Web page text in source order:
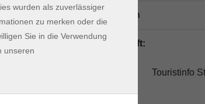
1 Termin
Lehrkraft:
Touristinfo
wurden als zuverlässiger
zu merken oder die
Sie in die Verwendung
unseren